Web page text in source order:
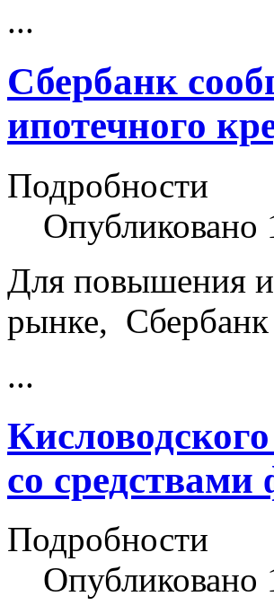
...
Сбербанк
ипотечного
Подробности
Опубликовано
Для повышения
рынке,
...
со
Подробности
Опубликовано